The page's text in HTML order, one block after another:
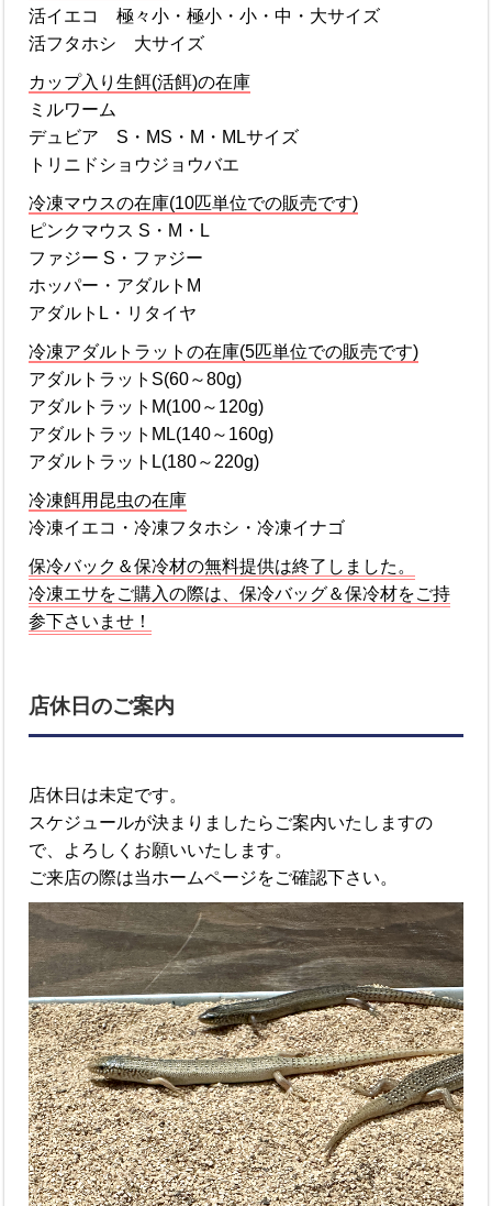
活イエコ 極々小・極小・小・中・大サイズ
活フタホシ 大サイズ
カップ入り生餌(活餌)の在庫
ミルワーム
デュビア S・MS・M・MLサイズ
トリニドショウジョウバエ
冷凍マウスの在庫(10匹単位での販売です)
ピンクマウス S・M・L
ファジー S・ファジー
ホッパー・アダルトM
アダルトL・リタイヤ
冷凍アダルトラットの在庫(5匹単位での販売です)
アダルトラットS(60～80g)
アダルトラットM(100～120g)
アダルトラットML(140～160g)
アダルトラットL(180～220g)
冷凍餌用昆虫の在庫
冷凍イエコ・冷凍フタホシ・冷凍イナゴ
保冷バック＆保冷材の無料提供は終了しました。
冷凍エサをご購入の際は、保冷バッグ＆保冷材をご持
参下さいませ！
店休日のご案内
店休日は未定です。
スケジュールが決まりましたらご案内いたしますの
で、よろしくお願いいたします。
ご来店の際は当ホームページをご確認下さい。